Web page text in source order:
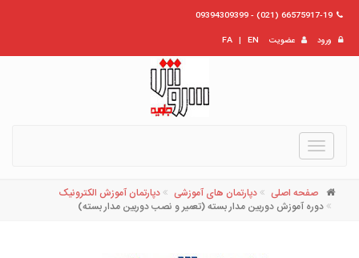
66575917-19 (021) - 09394309399
ورود
عضویت EN
|
FA
Toggle
navigation
صفحه اصلی دپارتمان های آموزشی
دپارتمان آموزش الکترونیک
دوره آموزش دوربین مدار بسته (تعمیر و نصب دوربین مدار بسته)